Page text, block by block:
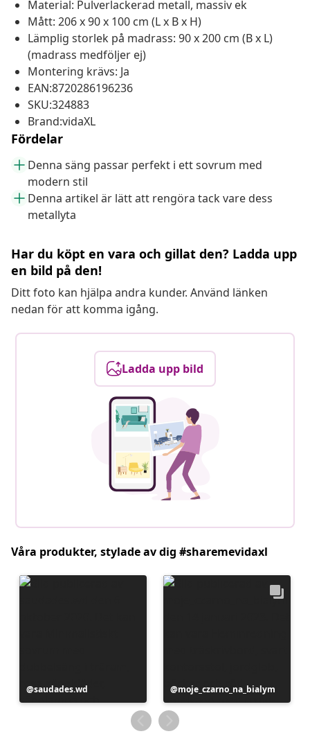
Material: Pulverlackerad metall, massiv ek
Mått: 206 x 90 x 100 cm (L x B x H)
Lämplig storlek på madrass: 90 x 200 cm (B x L)
(madrass medföljer ej)
Montering krävs: Ja
EAN:8720286196236
SKU:324883
Brand:vidaXL
Fördelar
Denna säng passar perfekt i ett sovrum med
modern stil
Denna artikel är lätt att rengöra tack vare dess
metallyta
Har du köpt en vara och gillat den? Ladda upp
en bild på den!
Ditt foto kan hjälpa andra kunder. Använd länken
nedan för att komma igång.
Ladda upp bild
Våra produkter, stylade av dig #sharemevidaxl
Inlägg
publicerat
saudades.wd
Inlägg
publicerat
av
moje_czarno_na_bialym